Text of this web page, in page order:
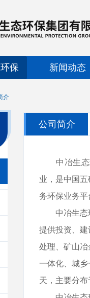
保 新闻动态
介
公司简介
中冶生态环
业，是中国
务环保业务平
中冶生态环
提供投资、
处理、矿山
一体化、城
天，主要分